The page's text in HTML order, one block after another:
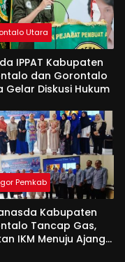
Utara
IPPAT Kabupaten
dan Gorontalo
Gelar Diskusi Hukum
Pemkab
Kabupaten
Tancap Gas,
IKM Menuju Ajang